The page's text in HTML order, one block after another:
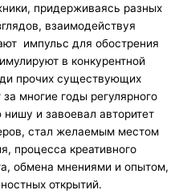
придерживаясь разных
взаимодействуя
импульс для обострения
в конкурентной
прочих существующих
многие годы регулярного
и завоевал авторитет
стал желаемым местом
процесса креативного
обмена мнениями и опытом,
открытий.